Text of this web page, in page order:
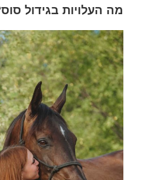
מה העלויות בגידול